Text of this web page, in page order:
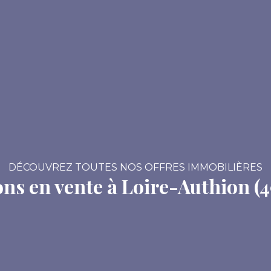
DÉCOUVREZ TOUTES NOS OFFRES IMMOBILIÈRES
en vente à Loire-Authion